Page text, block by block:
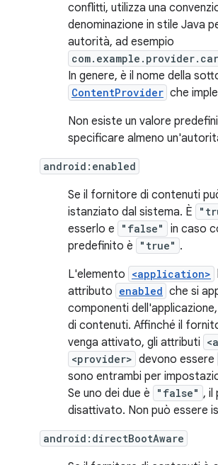
conflitti, utilizza una
denominazione in stile Java
autorità, ad esempio
In genere, è il nome della
ContentProvider che
Non esiste un valore
specificare almeno
android:enabled
Se il fornitore di contenuti
istanziato dal sistema. È
esserlo e
"false"
in caso
predefinito è
"true" .
L'elemento <application>
attributo enabled che si
componenti
di contenuti. Affinché il
venga attivato, gli attributi
<provider> devono essere
sono entrambi per
Se uno dei due è
"false" , il
disattivato. Non può essere
android:directBootAware